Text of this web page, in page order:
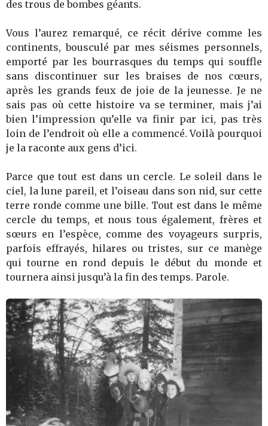
des trous de bombes géants.
Vous l’aurez remarqué, ce récit dérive comme les
continents, bousculé par mes séismes personnels,
emporté par les bourrasques du temps qui souffle
sans discontinuer sur les braises de nos cœurs,
après les grands feux de joie de la jeunesse. Je ne
sais pas où cette histoire va se terminer, mais j’ai
bien l’impression qu’elle va finir par ici, pas très
loin de l’endroit où elle a commencé. Voilà pourquoi
je la raconte aux gens d’ici.
Parce que tout est dans un cercle. Le soleil dans le
ciel, la lune pareil, et l’oiseau dans son nid, sur cette
terre ronde comme une bille. Tout est dans le même
cercle du temps, et nous tous également, frères et
sœurs en l’espèce, comme des voyageurs surpris,
parfois effrayés, hilares ou tristes, sur ce manège
qui tourne en rond depuis le début du monde et
tournera ainsi jusqu’à la fin des temps. Parole.